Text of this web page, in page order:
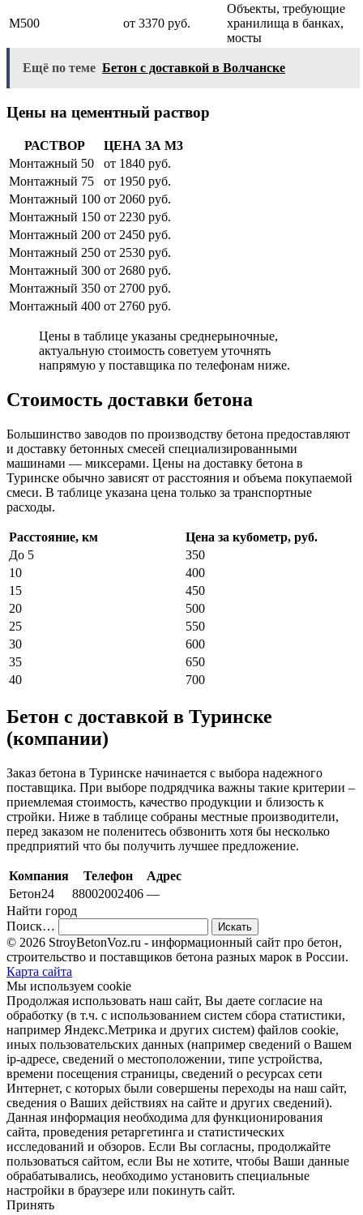
М500 от 3370 руб.
Объекты, требующие
хранилища в банках,
мосты
Ещё по теме Бетон с доставкой в Волчанске
Цены на цементный раствор
РАСТВОР
ЦЕНА ЗА М3
Монтажный 50
от 1840 руб.
Монтажный 75
от 1950 руб.
Монтажный 100 от 2060 руб.
Монтажный 150 от 2230 руб.
Монтажный 200 от 2450 руб.
Монтажный 250 от 2530 руб.
Монтажный 300 от 2680 руб.
Монтажный 350 от 2700 руб.
Монтажный 400 от 2760 руб.
Цены в таблице указаны среднерыночные,
актуальную стоимость советуем уточнять
напрямую у поставщика по телефонам ниже.
Стоимость доставки бетона
Большинство заводов по производству бетона предоставляют
и доставку бетонных смесей специализированными
машинами — миксерами. Цены на доставку бетона в
Туринске обычно зависят от расстояния и объема покупаемой
смеси. В таблице указана цена только за транспортные
расходы.
Расстояние, км
Цена за кубометр, руб.
До 5
350
10
400
15
450
20
500
25
550
30
600
35
650
40
700
Бетон с доставкой в Туринске
(компании)
Заказ бетона в Туринске начинается с выбора надежного
поставщика. При выборе подрядчика важны такие критерии –
приемлемая стоимость, качество продукции и близость к
стройки. Ниже в таблице собраны местные производители,
перед заказом не поленитесь обзвонить хотя бы несколько
предприятий что бы получить лучшее предложение.
Компания Телефон
Адрес
Бетон24
88002002406 —
Найти город
Поиск…
© 2026 StroyBetonVoz.ru - информационный сайт про бетон,
строительство и поставщиков бетона разных марок в России.
Карта сайта
Мы используем cookie
Продолжая использовать наш cайт, Вы даете согласие на
обработку (в т.ч. с использованием систем сбора статистики,
например Яндекс.Метрика и других систем) файлов cookie,
иных пользовательских данных (например сведений о Вашем
ip-адресе, сведений о местоположении, типе устройства,
времени посещения страницы, сведений о ресурсах сети
Интернет, с которых были совершены переходы на наш сайт,
сведения о Ваших действиях на сайте и других сведений).
Данная информация необходима для функционирования
сайта, проведения ретаргетинга и статистических
исследований и обзоров. Если Вы согласны, продолжайте
пользоваться сайтом, если Вы не хотите, чтобы Ваши данные
обрабатывались, необходимо установить специальные
настройки в браузере или покинуть сайт.
Принять